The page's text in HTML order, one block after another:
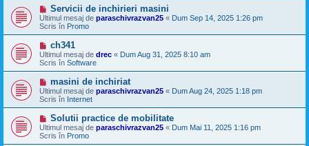
n
o
u
M
e
s
a
n
o
u
Servicii de inchirieri masini
Ultimul mesaj de paraschivrazvan25 « Dum Sep 14, 2025 1:26 pm
Scris în Promo
M
e
s
a
n
o
u
ch341
Ultimul mesaj de drec « Dum Aug 31, 2025 8:10 am
Scris în Software
M
e
s
a
n
o
u
masini de inchiriat
Ultimul mesaj de paraschivrazvan25 « Dum Aug 24, 2025 1:18 pm
Scris în Internet
M
e
s
a
Solutii practice de mobilitate
Ultimul mesaj de paraschivrazvan25 « Dum Mai 11, 2025 1:16 pm
Scris în Promo